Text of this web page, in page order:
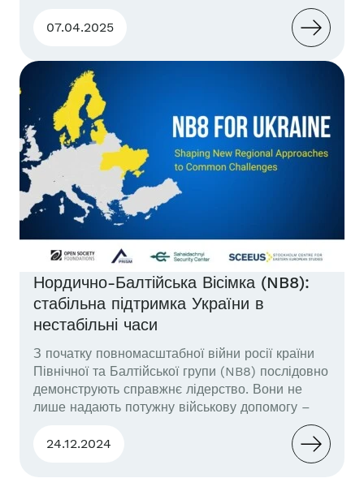
автономні системи змінюють логіку війни та
вимагають переосмислення оборонної стратегії
ЄС. Український досвід доводить ефективність
дронів у знищенні переважаючих сил
противника. ЄС слід перейти до нової
архітектури управління (C6ISR), де дрони –
центральний елемент. Далі...
07.04.2025
Нордично-Балтійська Вісімка (NB8):
стабільна підтримка України в
нестабільні часи
З початку повномасштабної війни росії країни
Північної та Балтійської групи (NB8) послідовно
демонструють справжнє лідерство. Вони не
лише надають потужну військову допомогу –
пропорційну до своїх економік – а й формують
нові, стійкі моделі співпраці в політичній,
24.12.2024